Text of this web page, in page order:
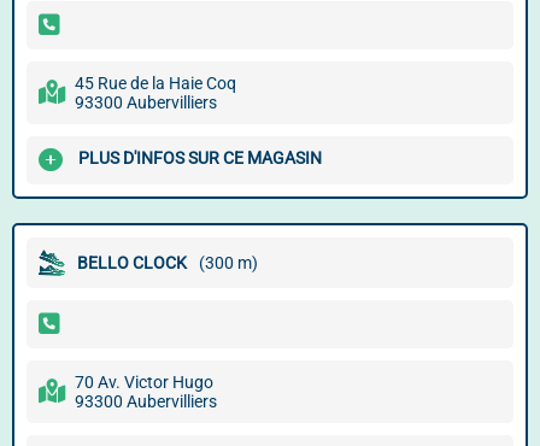
45 Rue de la Haie Coq
93300 Aubervilliers
PLUS D'INFOS SUR CE MAGASIN
BELLO CLOCK (300 m)
70 Av. Victor Hugo
93300 Aubervilliers